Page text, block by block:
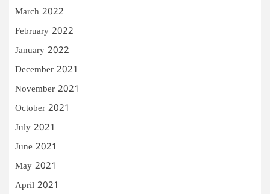
March 2022
February 2022
January 2022
December 2021
November 2021
October 2021
July 2021
June 2021
May 2021
April 2021